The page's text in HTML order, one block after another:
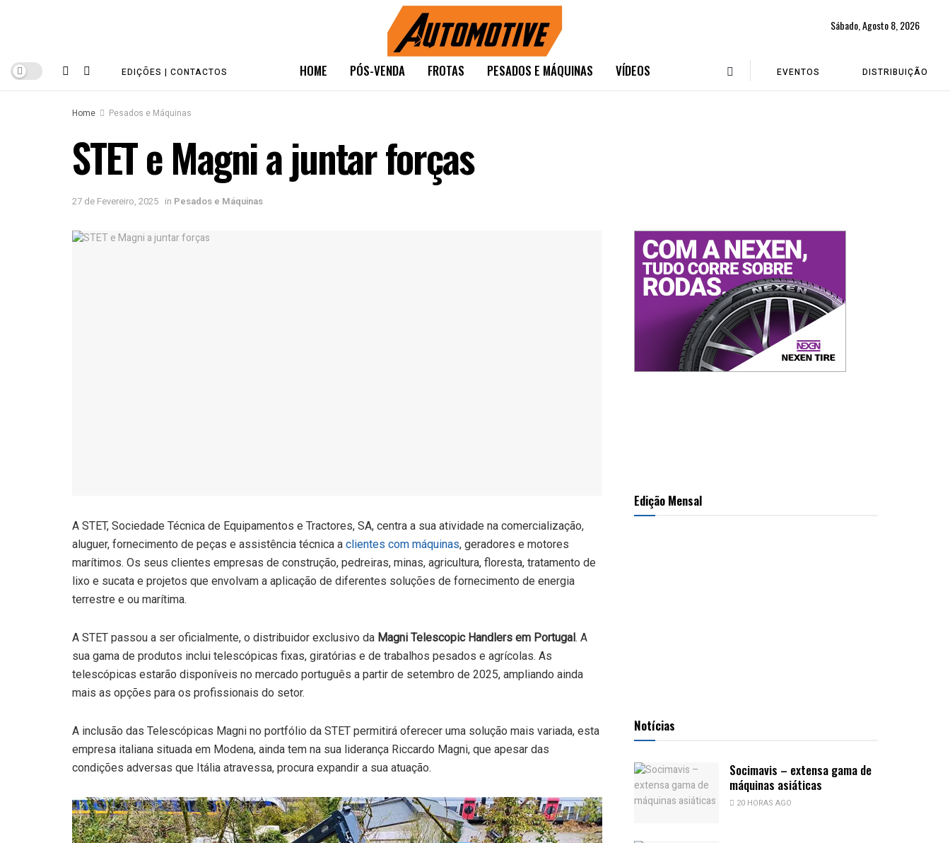
Sábado, Agosto 8, 2026
EDIÇÕES | CONTACTOS HOME PÓS-VENDA FROTAS PESADOS E MÁQUINAS VÍDEOS EVENTOS DISTRIBUIÇÃO
Home Pesados e Máquinas
STET e Magni a juntar forças
27 de Fevereiro, 2025 in Pesados e Máquinas
A STET, Sociedade Técnica de Equipamentos e Tractores, SA, centra a sua atividade na comercialização,
aluguer, fornecimento de peças e assistência técnica a clientes com máquinas, geradores e motores
marítimos. Os seus clientes empresas de construção, pedreiras, minas, agricultura, floresta, tratamento de
lixo e sucata e projetos que envolvam a aplicação de diferentes soluções de fornecimento de energia
terrestre e ou marítima.
A STET passou a ser oficialmente, o distribuidor exclusivo da Magni Telescopic Handlers em Portugal . A
sua gama de produtos inclui telescópicas fixas, giratórias e de trabalhos pesados e agrícolas. As
telescópicas estarão disponíveis no mercado português a partir de setembro de 2025, ampliando ainda
mais as opções para os profissionais do setor.
A inclusão das Telescópicas Magni no portfólio da STET permitirá oferecer uma solução mais variada, esta
empresa italiana situada em Modena, ainda tem na sua liderança Riccardo Magni, que apesar das
condições adversas que Itália atravessa, procura expandir a sua atuação.
Edição Mensal
Notícias
Socimavis – extensa gama de
máquinas asiáticas
20 HORAS AGO